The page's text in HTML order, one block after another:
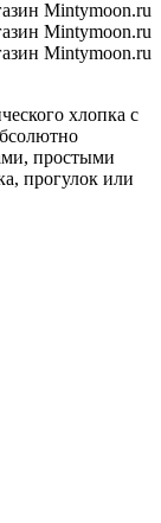
хлопка с
простыми
прогулок или